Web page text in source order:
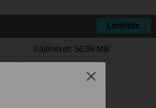
Letöltés
Fájlméret: 56.96 MB
Close